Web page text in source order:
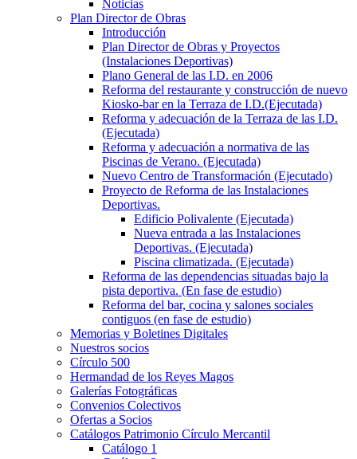
Noticias
Plan Director de Obras
Introducción
Plan Director de Obras y Proyectos
(Instalaciones Deportivas)
Plano General de las I.D. en 2006
Reforma del restaurante y construcción de nuevo
Kiosko-bar en la Terraza de I.D.(Ejecutada)
Reforma y adecuación de la Terraza de las I.D.
(Ejecutada)
Reforma y adecuación a normativa de las
Piscinas de Verano. (Ejecutada)
Nuevo Centro de Transformación (Ejecutado)
Proyecto de Reforma de las Instalaciones
Deportivas.
Edificio Polivalente (Ejecutada)
Nueva entrada a las Instalaciones
Deportivas. (Ejecutada)
Piscina climatizada. (Ejecutada)
Reforma de las dependencias situadas bajo la
pista deportiva. (En fase de estudio)
Reforma del bar, cocina y salones sociales
contiguos (en fase de estudio)
Memorias y Boletines Digitales
Nuestros socios
Círculo 500
Hermandad de los Reyes Magos
Galerías Fotográficas
Convenios Colectivos
Ofertas a Socios
Catálogos Patrimonio Círculo Mercantil
Catálogo 1